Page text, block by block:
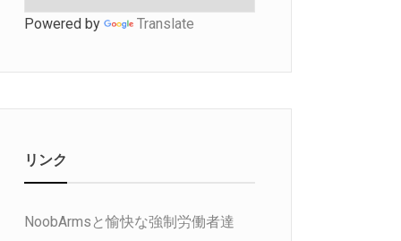
Powered by Translate
リンク
NoobArmsと愉快な強制労働者達